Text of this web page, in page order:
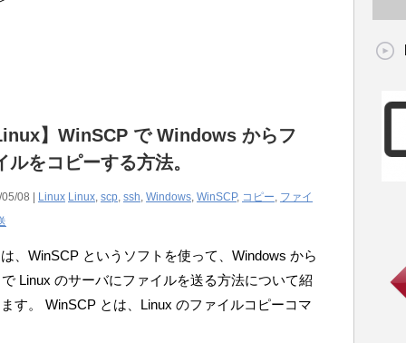
】WinSCP で Windows からフ
ルをコピーする方法。
08 | Linux Linux, scp, ssh, Windows, WinSCP, コピー, ファイ
、WinSCP というソフトを使って、Windows から
Linux のサーバにファイルを送る方法について紹
す。 WinSCP とは、Linux のファイルコピーコマ